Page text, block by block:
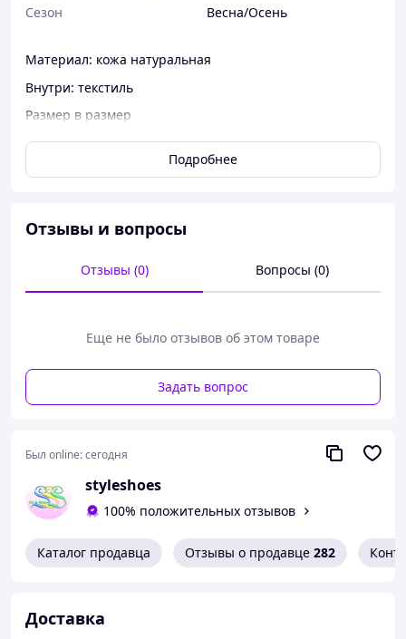
Сезон
Весна/Осень
Материал: кожа натуральная
Внутри: текстиль
Размер в размер
36=23.5см
37=24см
39=25см
41=26.5см
Подробнее
Отзывы и вопросы
Отзывы (0) Вопросы (0)
Еще не было отзывов об этом товаре
Задать вопрос
Был online:сегодня
styleshoes
100% положительных отзывов
Каталог продавца Отзывы о продавце 282
Доставка